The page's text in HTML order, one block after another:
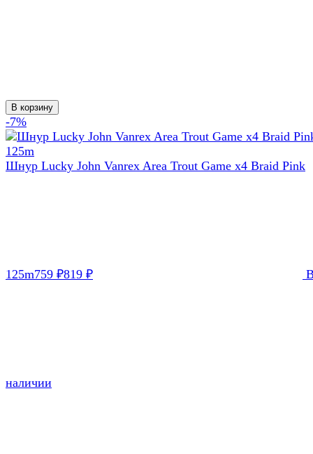
В корзину
-7%
Шнур Lucky John Vanrex Area Trout Game х4 Braid Pink
125m759 ₽819 ₽
наличии